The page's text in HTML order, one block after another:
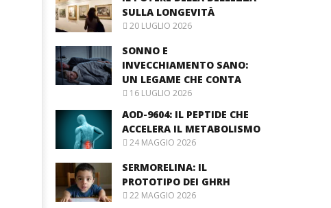
SULLA LONGEVITÀ
20 LUGLIO 2026
SONNO E
INVECCHIAMENTO SANO:
UN LEGAME CHE CONTA
16 LUGLIO 2026
AOD-9604: IL PEPTIDE CHE
ACCELERA IL METABOLISMO
24 MAGGIO 2026
SERMORELINA: IL
PROTOTIPO DEI GHRH
22 MAGGIO 2026